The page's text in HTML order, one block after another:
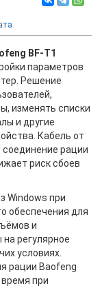
BF-T1
параметров
Решение
изменять списки
и другие
Кабель от
рации
риск сбоев
Windows при
обеспечения для
и
регулярное
условиях.
рации Baofeng
при